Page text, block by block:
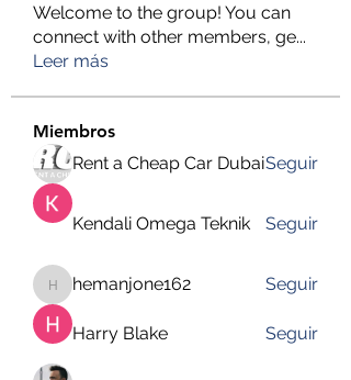
Welcome to the group! You can
connect with other members, ge...
Leer más
Miembros
Rent a Cheap Car DubaiSeguir
Kendali Omega Teknik Seguir
hemanjone162
hemanjone162 Seguir
Harry Blake Seguir